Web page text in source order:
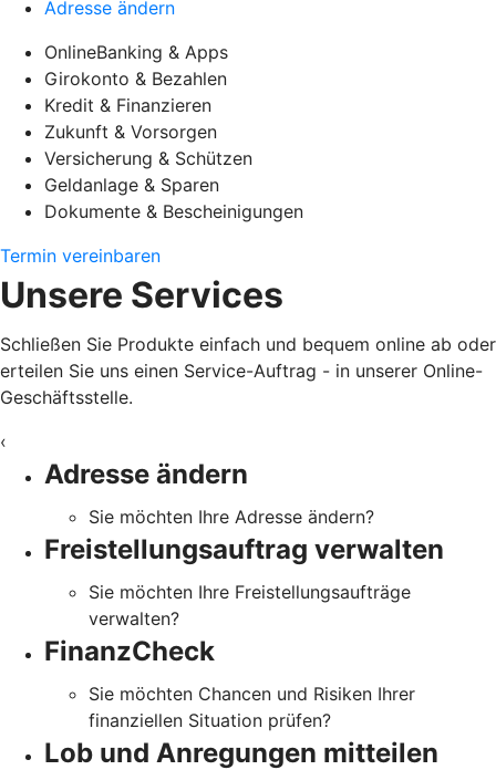
Adresse ändern
OnlineBanking & Apps
Girokonto & Bezahlen
Kredit & Finanzieren
Zukunft & Vorsorgen
Versicherung & Schützen
Geldanlage & Sparen
Dokumente & Bescheinigungen
Termin vereinbaren
Unsere Services
Schließen Sie Produkte einfach und bequem online ab oder
erteilen Sie uns einen Service-Auftrag - in unserer Online-
Geschäftsstelle.
‹
Adresse ändern
Sie möchten Ihre Adresse ändern?
Freistellungsauftrag verwalten
Sie möchten Ihre Freistellungsaufträge
verwalten?
FinanzCheck
Sie möchten Chancen und Risiken Ihrer
finanziellen Situation prüfen?
Lob und Anregungen mitteilen